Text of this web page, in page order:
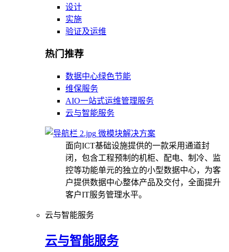
设计
实施
验证及运维
热门推荐
数据中心绿色节能
维保服务
AIO一站式运维管理服务
云与智能服务
微模块解决方案
面向ICT基础设施提供的一款采用通道封
闭，包含工程预制的机柜、配电、制冷、监
控等功能单元的独立的小型数据中心，为客
户提供数据中心整体产品及交付，全面提升
客户IT服务管理水平。
云与智能服务
云与智能服务